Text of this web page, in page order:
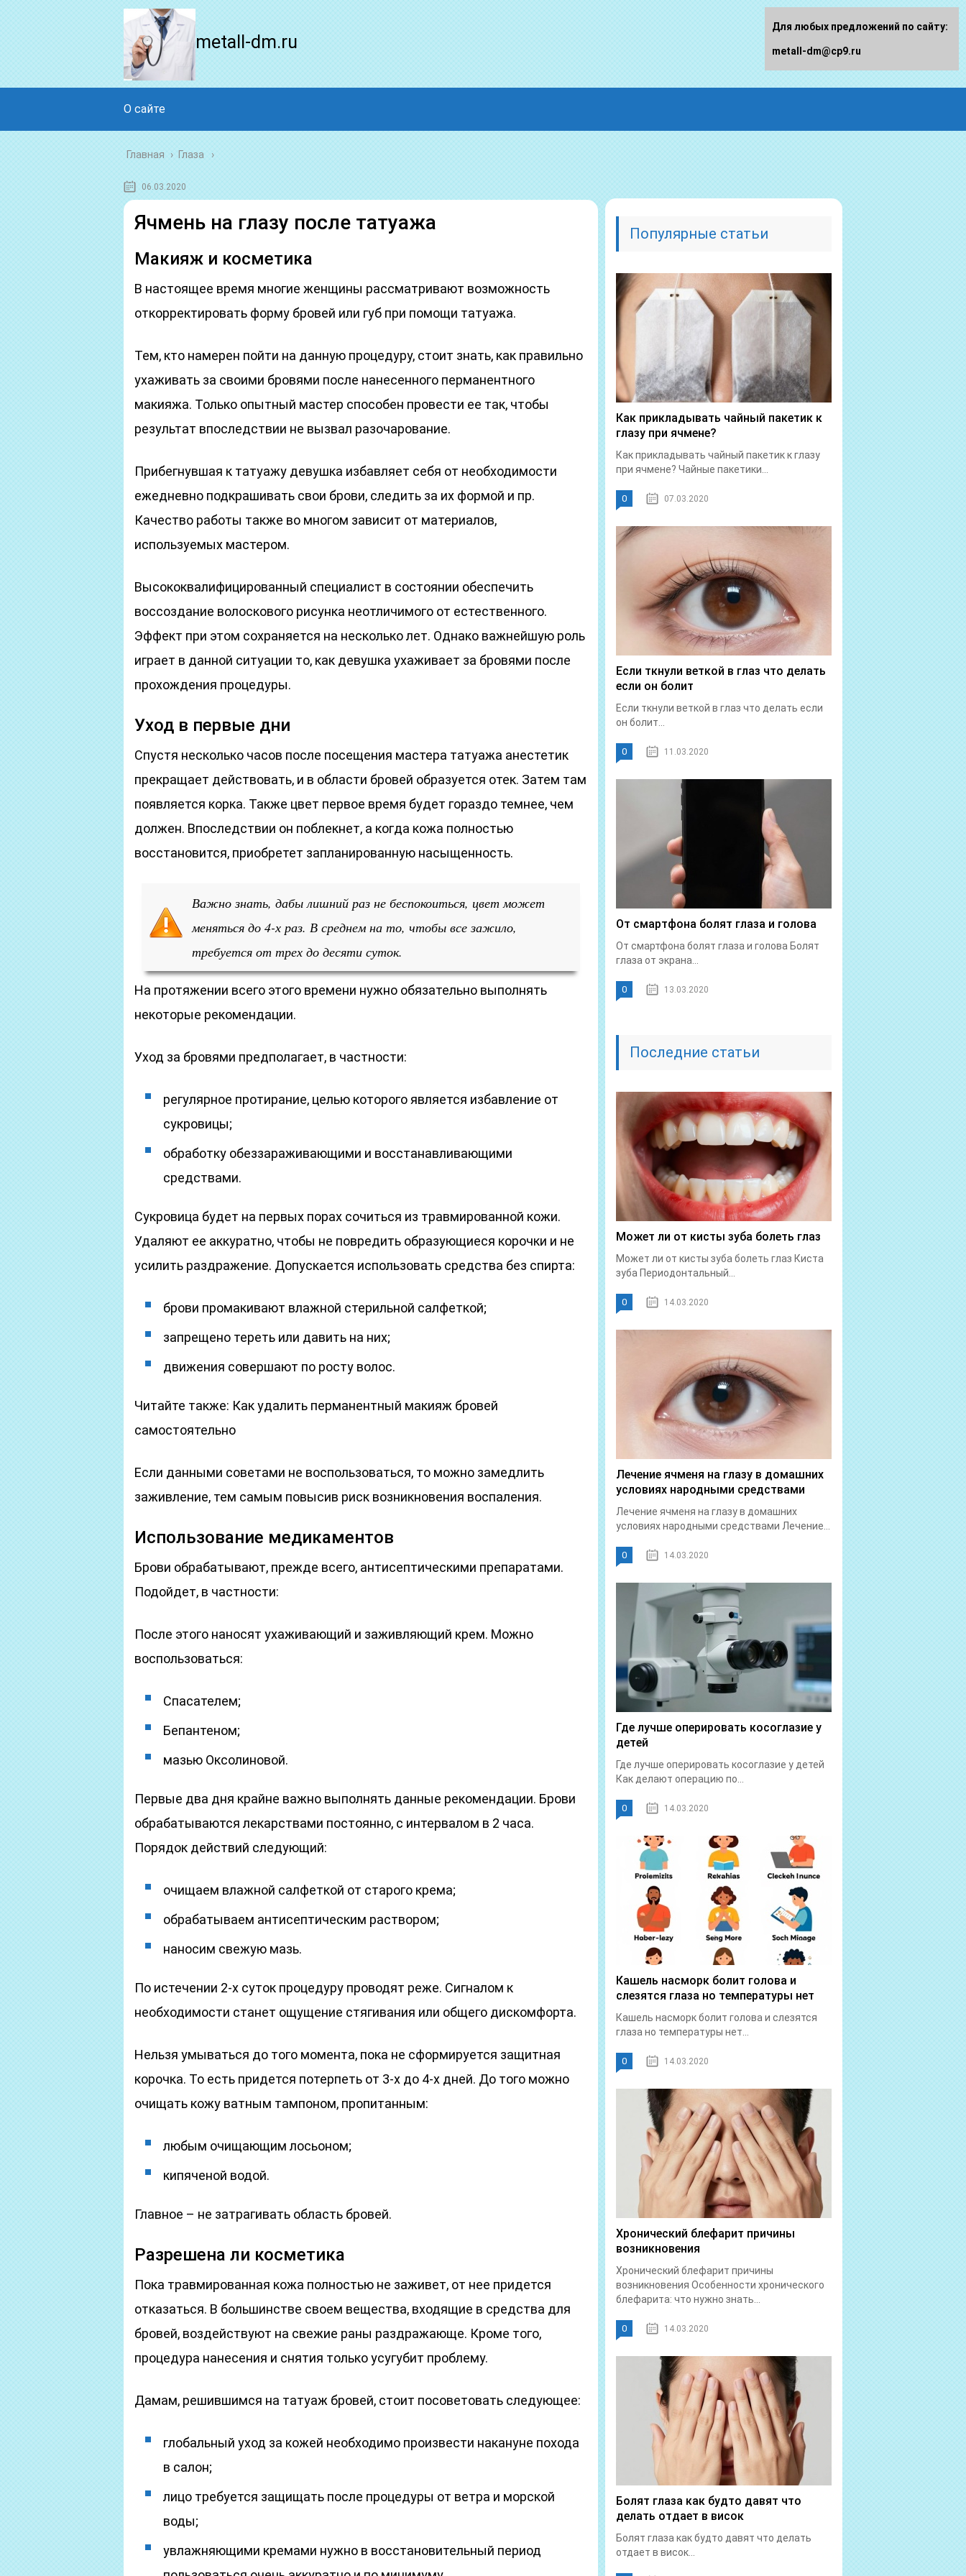
metall-dm.ru
О сайте
Главная › Глаза
06.03.2020
Ячмень на глазу после татуажа
Макияж и косметика
В настоящее время многие женщины рассматривают возможность
откорректировать форму бровей или губ при помощи татуажа.
Тем, кто намерен пойти на данную процедуру, стоит знать, как правильно
ухаживать за своими бровями после нанесенного перманентного
макияжа. Только опытный мастер способен провести ее так, чтобы
результат впоследствии не вызвал разочарование.
Прибегнувшая к татуажу девушка избавляет себя от необходимости
ежедневно подкрашивать свои брови, следить за их формой и пр.
Качество работы также во многом зависит от материалов,
используемых мастером.
Высококвалифицированный специалист в состоянии обеспечить
воссоздание волоскового рисунка неотличимого от естественного.
Эффект при этом сохраняется на несколько лет. Однако важнейшую роль
играет в данной ситуации то, как девушка ухаживает за бровями после
прохождения процедуры.
Уход в первые дни
Спустя несколько часов после посещения мастера татуажа анестетик
прекращает действовать, и в области бровей образуется отек. Затем там
появляется корка. Также цвет первое время будет гораздо темнее, чем
должен. Впоследствии он поблекнет, а когда кожа полностью
восстановится, приобретет запланированную насыщенность.
Важно знать, дабы лишний раз не беспокоиться, цвет может
меняться до 4-х раз. В среднем на то, чтобы все зажило,
требуется от трех до десяти суток.
На протяжении всего этого времени нужно обязательно выполнять
некоторые рекомендации.
Уход за бровями предполагает, в частности:
регулярное протирание, целью которого является избавление от
сукровицы;
обработку обеззараживающими и восстанавливающими
средствами.
Сукровица будет на первых порах сочиться из травмированной кожи.
Удаляют ее аккуратно, чтобы не повредить образующиеся корочки и не
усилить раздражение. Допускается использовать средства без спирта:
брови промакивают влажной стерильной салфеткой;
запрещено тереть или давить на них;
движения совершают по росту волос.
Читайте также: Как удалить перманентный макияж бровей
самостоятельно
Если данными советами не воспользоваться, то можно замедлить
заживление, тем самым повысив риск возникновения воспаления.
Использование медикаментов
Брови обрабатывают, прежде всего, антисептическими препаратами.
Подойдет, в частности:
После этого наносят ухаживающий и заживляющий крем. Можно
воспользоваться:
Спасателем;
Бепантеном;
мазью Оксолиновой.
Первые два дня крайне важно выполнять данные рекомендации. Брови
обрабатываются лекарствами постоянно, с интервалом в 2 часа.
Порядок действий следующий:
очищаем влажной салфеткой от старого крема;
обрабатываем антисептическим раствором;
наносим свежую мазь.
По истечении 2-х суток процедуру проводят реже. Сигналом к
необходимости станет ощущение стягивания или общего дискомфорта.
Нельзя умываться до того момента, пока не сформируется защитная
корочка. То есть придется потерпеть от 3-х до 4-х дней. До того можно
очищать кожу ватным тампоном, пропитанным:
любым очищающим лосьоном;
кипяченой водой.
Главное – не затрагивать область бровей.
Разрешена ли косметика
Пока травмированная кожа полностью не заживет, от нее придется
отказаться. В большинстве своем вещества, входящие в средства для
бровей, воздействуют на свежие раны раздражающе. Кроме того,
процедура нанесения и снятия только усугубит проблему.
Дамам, решившимся на татуаж бровей, стоит посоветовать следующее:
глобальный уход за кожей необходимо произвести накануне похода
в салон;
лицо требуется защищать после процедуры от ветра и морской
воды;
увлажняющими кремами нужно в восстановительный период
Популярные статьи
Как прикладывать чайный пакетик к
глазу при ячмене?
Как прикладывать чайный пакетик к глазу
при ячмене? Чайные пакетики...
0 07.03.2020
Если ткнули веткой в глаз что делать
если он болит
Если ткнули веткой в глаз что делать если
он болит...
0 11.03.2020
От смартфона болят глаза и голова
От смартфона болят глаза и голова Болят
глаза от экрана...
0 13.03.2020
Последние статьи
Может ли от кисты зуба болеть глаз
Может ли от кисты зуба болеть глаз Киста
зуба Периодонтальный...
0 14.03.2020
Лечение ячменя на глазу в домашних
условиях народными средствами
Лечение ячменя на глазу в домашних
условиях народными средствами Лечение...
0 14.03.2020
Где лучше оперировать косоглазие у
детей
Где лучше оперировать косоглазие у детей
Как делают операцию по...
0 14.03.2020
Кашель насморк болит голова и
слезятся глаза но температуры нет
Кашель насморк болит голова и слезятся
глаза но температуры нет...
0 14.03.2020
Хронический блефарит причины
возникновения
Хронический блефарит причины
возникновения Особенности хронического
блефарита: что нужно знать...
0 14.03.2020
Болят глаза как будто давят что
делать отдает в висок
Болят глаза как будто давят что делать
отдает в висок...
Для любых предложений по сайту:
metall-dm@cp9.ru